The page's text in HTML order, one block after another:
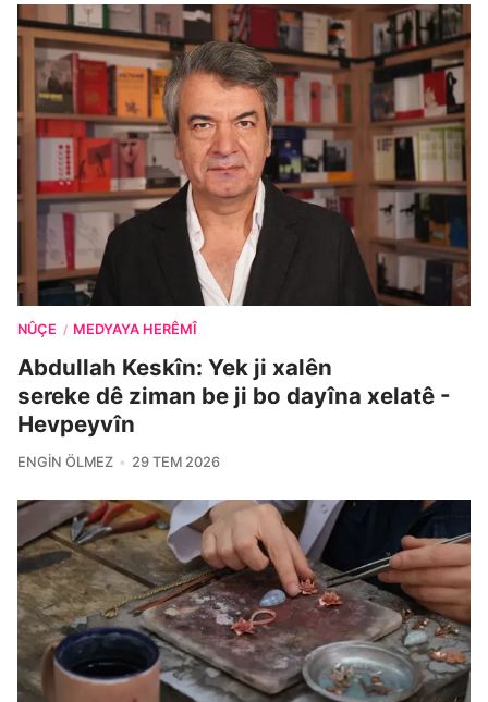
NÛÇE / MEDYAYA HERÊMÎ
Abdullah Keskîn: Yek ji xalên
sereke dê ziman be ji bo dayîna xelatê -
Hevpeyvîn
ENGIN ÖLMEZ 29 TEM 2026